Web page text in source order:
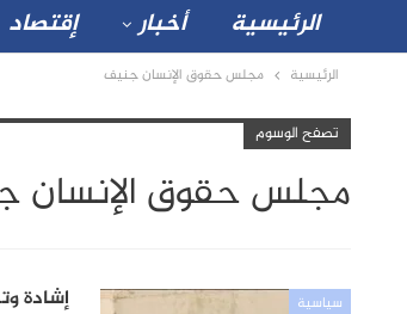
الرئيسية أخبار إقتصاد
الرئيسية مجلس حقوق الإنسان جنيف
تصفح الوسوم
مجلس حقوق الإنسان
سياسية إشادة